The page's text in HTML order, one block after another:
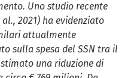
Uno studio recente
al., 2021) ha evidenziato
attualmente
sulla spesa del SSN tra il
una riduzione di